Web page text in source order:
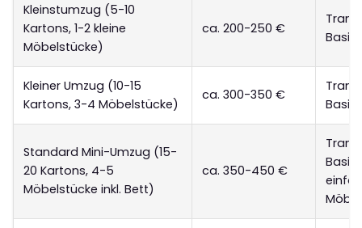
Kleinstumzug (5-10
Kartons, 1-2 kleine
Möbelstücke)
ca. 200-250 €
Kleiner Umzug (10-15
Kartons, 3-4 Möbelstücke)
ca. 300-350 €
Standard Mini-Umzug (15-
20 Kartons, 4-5
Möbelstücke inkl. Bett)
ca. 350-450 €